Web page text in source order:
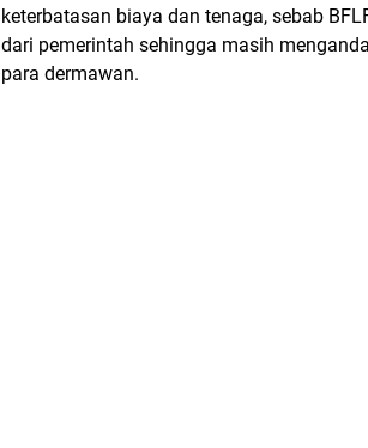
keterbatasan biaya dan tenaga, sebab
dari pemerintah sehingga masih
para dermawan.